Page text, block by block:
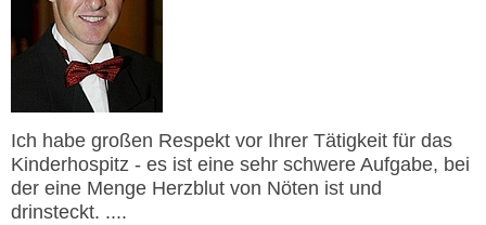
Ich habe großen Respekt vor Ihrer Tätigkeit für das
Kinderhospitz - es ist eine sehr schwere Aufgabe, bei
der eine Menge Herzblut von Nöten ist und
drinsteckt. ....